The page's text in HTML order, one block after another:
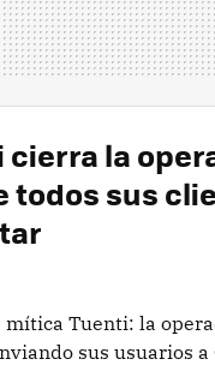
cierra la
todos sus
mítica Tuenti: la
sus usuarios a